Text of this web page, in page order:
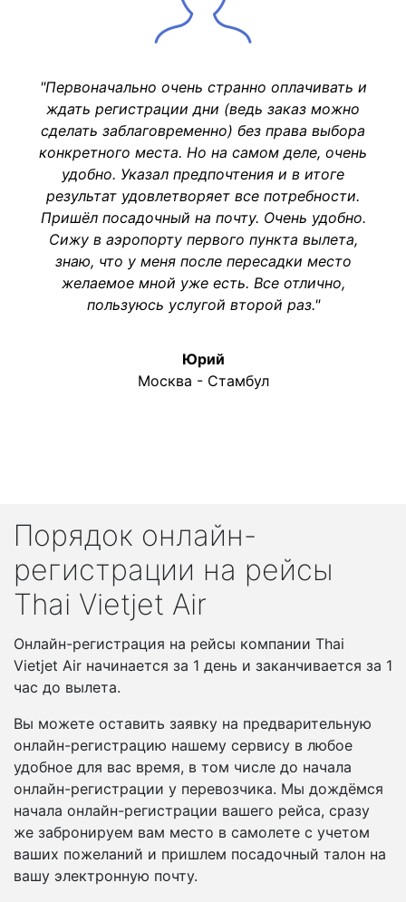
"Первоначально очень странно оплачивать и
ждать регистрации дни (ведь заказ можно
сделать заблаговременно) без права выбора
конкретного места. Но на самом деле, очень
удобно. Указал предпочтения и в итоге
результат удовлетворяет все потребности.
Пришёл посадочный на почту. Очень удобно.
Сижу в аэропорту первого пункта вылета,
знаю, что у меня после пересадки место
желаемое мной уже есть. Все отлично,
пользуюсь услугой второй раз."
Юрий
Москва - Стамбул
Порядок онлайн-
регистрации на рейсы
Thai Vietjet Air
Онлайн-регистрация на рейсы компании Thai
Vietjet Air начинается за 1 день и заканчивается за 1
час до вылета.
Вы можете оставить заявку на предварительную
онлайн-регистрацию нашему сервису в любое
удобное для вас время, в том числе до начала
онлайн-регистрации у перевозчика. Мы дождёмся
начала онлайн-регистрации вашего рейса, сразу
же забронируем вам место в самолете с учетом
ваших пожеланий и пришлем посадочный талон на
вашу электронную почту.